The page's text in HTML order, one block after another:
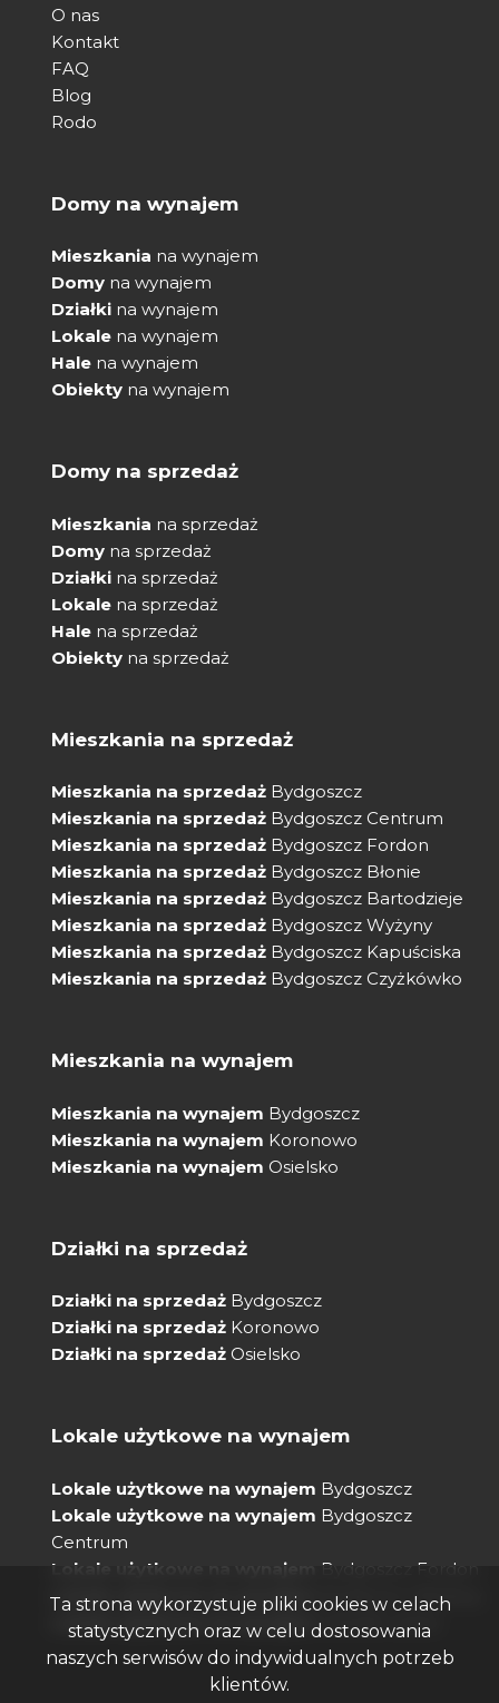
Domy na wynajem
Mieszkania na wynajem
Domy na wynajem
Działki na wynajem
Lokale na wynajem
Hale na wynajem
Obiekty na wynajem
Domy na sprzedaż
Mieszkania na sprzedaż
Domy na sprzedaż
Działki na sprzedaż
Lokale na sprzedaż
Hale na sprzedaż
Obiekty na sprzedaż
O nas
Kontakt
FAQ
Blog
Rodo
Mieszkania na sprzedaż
Mieszkania na sprzedaż Bydgoszcz
Mieszkania na sprzedaż Bydgoszcz Centrum
Mieszkania na sprzedaż Bydgoszcz Fordon
Mieszkania na sprzedaż Bydgoszcz Błonie
Mieszkania na sprzedaż Bydgoszcz Bartodzieje
Mieszkania na sprzedaż Bydgoszcz Wyżyny
Mieszkania na sprzedaż Bydgoszcz Kapuściska
Mieszkania na sprzedaż Bydgoszcz Czyżkówko
Mieszkania na wynajem
Mieszkania na wynajem Bydgoszcz
Mieszkania na wynajem Koronowo
Mieszkania na wynajem Osielsko
Działki na sprzedaż
Działki na sprzedaż Bydgoszcz
Działki na sprzedaż Koronowo
Działki na sprzedaż Osielsko
Lokale użytkowe na wynajem
Lokale użytkowe na wynajem Bydgoszcz
Lokale użytkowe na wynajem Bydgoszcz
Centrum
Lokale użytkowe na wynajem Bydgoszcz Fordon
Lokale użytkowe na wynajem
Bydgoszcz Bielawy
Lokale użytkowe na wynajem Osiedle Leśne
Ta strona wykorzystuje pliki cookies w celach
statystycznych oraz w celu dostosowania
naszych serwisów do indywidualnych potrzeb
klientów.